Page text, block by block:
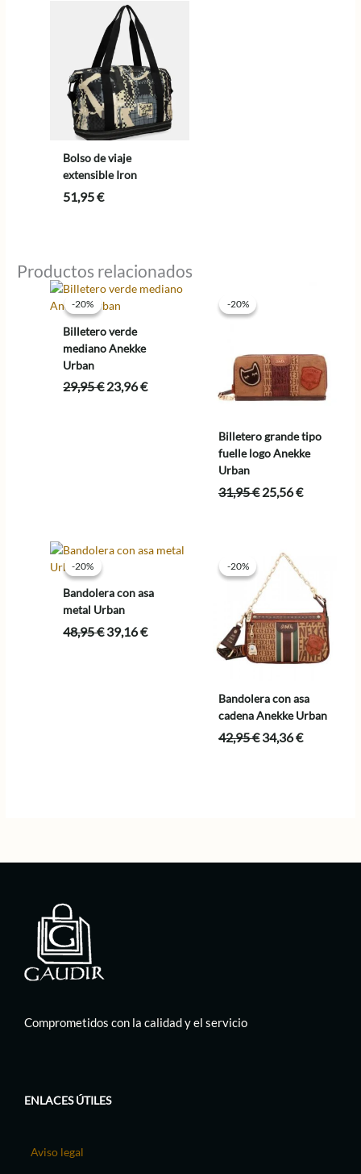
Bolso de viaje
extensible Iron
51,95€
Productos relacionados
-20%
-20%
Billetero verde
mediano Anekke
Urban
29,95€El
23,96€El
-20%
-20%
Billetero grande tipo
fuelle logo Anekke
Urban
31,95€ El
31,95 €.
25,56€El
-20%
-20%
Bandolera con asa
metal Urban
48,95€El
39,16€El
-20%
-20%
Bandolera con asa
cadena Anekke Urban
42,95€ El
34,36€El
Comprometidos con la calidad y el servicio
ENLACES ÚTILES
Aviso legal